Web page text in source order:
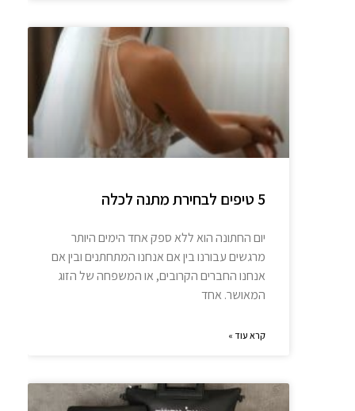
5 טיפים לבחירת מתנה לכלה
יום החתונה הוא ללא ספק אחד הימים היותר
מרגשים עבורנו בין אם אנחנו המתחתנים ובין אם
אנחנו החברים הקרובים, או המשפחה של הזוג
המאושר. אחד
קרא עוד »